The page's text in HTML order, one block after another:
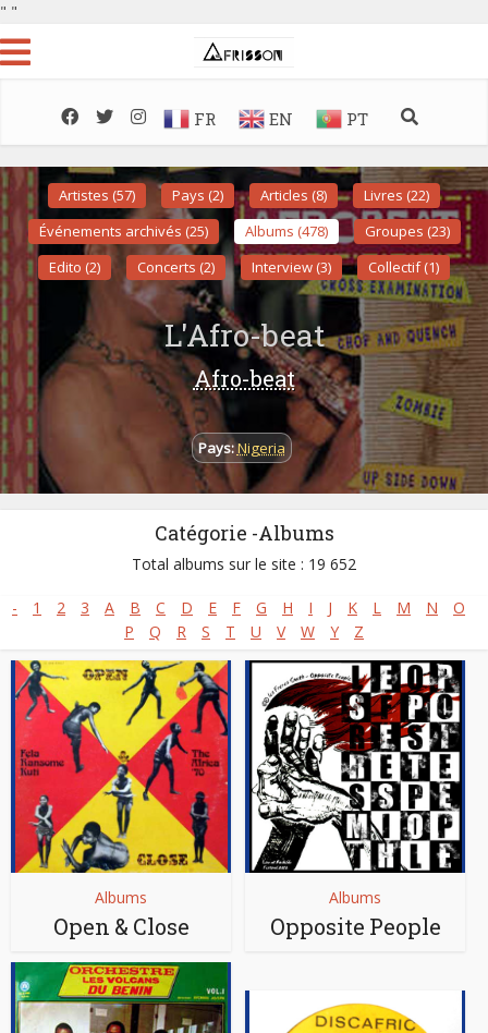
" "
FR EN PT
Artistes (57) Pays (2) Articles (8)
Livres (22)
Événements archivés (25)
Albums (478)
Groupes (23)
Edito (2)
Concerts (2) Interview (3) Collectif (1)
L'Afro-beat
Afro-beat
Pays:Nigeria
Catégorie -Albums
Total albums sur le site : 19 652
- 1 2 3 A B C D E F G H I J K L M N
O
P
Q R S T U V W Y Z
Albums
Open & Close
Albums
Opposite People